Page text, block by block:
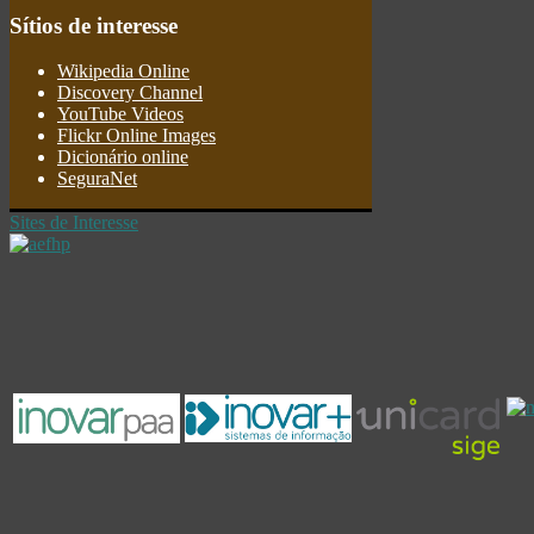
Sítios de interesse
Wikipedia Online
Discovery Channel
YouTube Videos
Flickr Online Images
Dicionário online
SeguraNet
Sites de Interesse